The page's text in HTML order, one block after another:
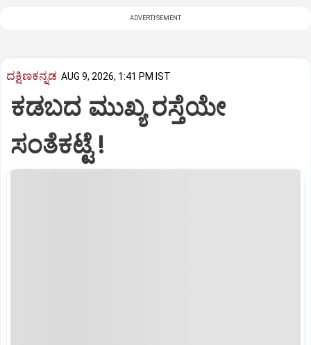
ADVERTISEMENT
ದಕ್ಷಿಣಕನ್ನಡ AUG 9, 2026, 1:41 PM IST
ಕಡಬದ ಮುಖ್ಯ ರಸ್ತೆಯೇ
ಸಂತೆಕಟ್ಟೆ !